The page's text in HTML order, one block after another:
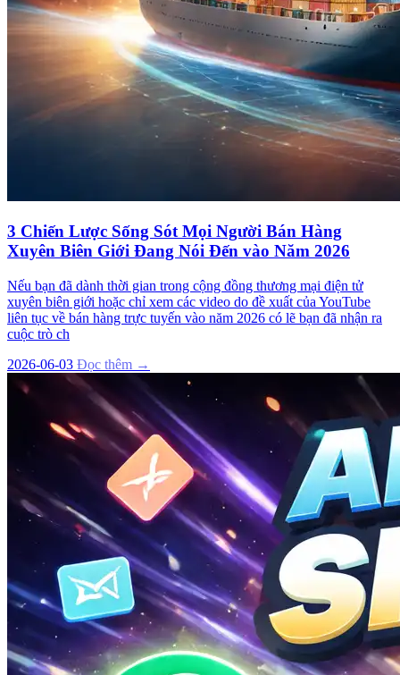
3 Chiến Lược Sống Sót Mọi Người Bán Hàng
Xuyên Biên Giới Đang Nói Đến vào Năm 2026
Nếu bạn đã dành thời gian trong cộng đồng thương mại điện tử
xuyên biên giới hoặc chỉ xem các video do đề xuất của YouTube
liên tục về bán hàng trực tuyến vào năm 2026 có lẽ bạn đã nhận ra
cuộc trò ch
2026-06-03 Đọc thêm →